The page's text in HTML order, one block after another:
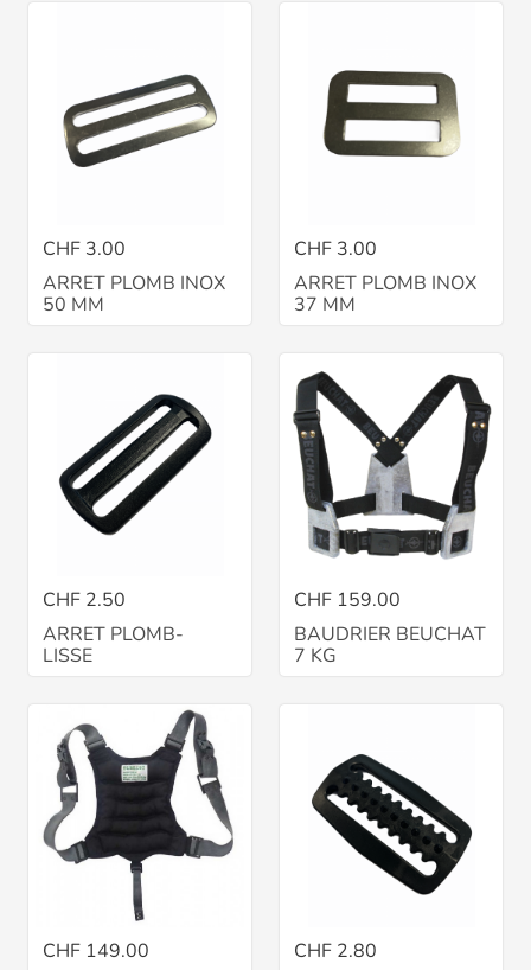
CHF 3.00
ARRET PLOMB INOX
50 MM
CHF 3.00
ARRET PLOMB INOX
37 MM
CHF 2.50
ARRET PLOMB-
LISSE
CHF 159.00
BAUDRIER BEUCHAT
7 KG
CHF 149.00
CHF 2.80